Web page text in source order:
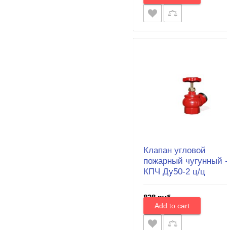
Клапан угловой
пожарный чугунный
КПЧ Ду50-2 ц/ц
828 руб.